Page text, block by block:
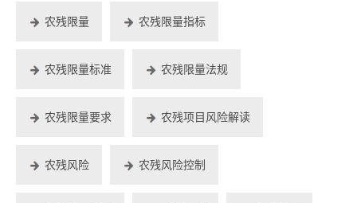
农残限量 农残限量指标
农残限量标准 农残限量法规
农残限量要求 农残项目风险解读
农残风险 农残风险控制